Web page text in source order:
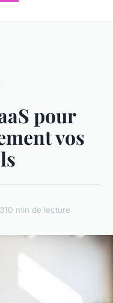
pour
vos
10 min de lecture